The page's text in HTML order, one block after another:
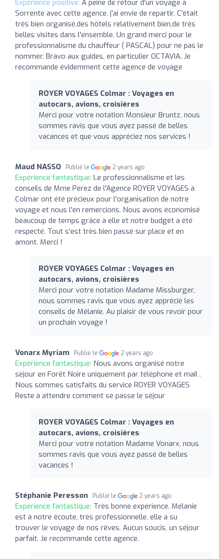
Expérience positive: À peine de retour d'un voyage à
Sorrente avec cette agence, j'ai envie de repartir. C'était
très bien organisé,des hôtels relativement bien,de très
belles visites dans l'ensemble. Un grand merci pour le
professionnalisme du chauffeur ( PASCAL) pour ne pas le
nommer. Bravo aux guides, en particulier OCTAVIA. Je
recommande évidemment cette agence de voyage
ROYER VOYAGES Colmar : Voyages en
autocars, avions, croisières
Merci pour votre notation Monsieur Bruntz, nous
sommes ravis que vous ayez passé de belles
vacances et que vous appréciez nos services !
Maud NASSO Publié le 2 years ago
Expérience fantastique: Le professionnalisme et les
conseils de Mme Perez de l'Agence ROYER VOYAGES à
Colmar ont été précieux pour l'organisation de notre
voyage et nous l'en remercions. Nous avons économisé
beaucoup de temps grâce à elle et notre budget a été
respecté. Tout s'est très bien passé sur place et en
amont. Merci !
ROYER VOYAGES Colmar : Voyages en
autocars, avions, croisières
Merci pour votre notation Madame Missburger,
nous sommes ravis que vous ayez apprécié les
conseils de Mélanie. Au plaisir de vous revoir pour
un prochain voyage !
Vonarx Myriam Publié le 2 years ago
Expérience fantastique: Nous avons organisé notre
séjour en Forêt Noire uniquement par téléphone et mail .
Nous sommes satisfaits du service ROYER VOYAGES
Reste à attendre comment se passe le séjour
ROYER VOYAGES Colmar : Voyages en
autocars, avions, croisières
Merci pour votre notation Madame Vonarx, nous
sommes ravis que vous ayez passé de belles
vacances !
Stéphanie Peresson Publié le 2 years ago
Expérience fantastique: Très bonne expérience. Mélanie
est à notre écoute, très professionnelle, elle a su
trouver le voyage de nos rêves. Aucun soucis, un séjour
parfait. Je recommande cette agence.